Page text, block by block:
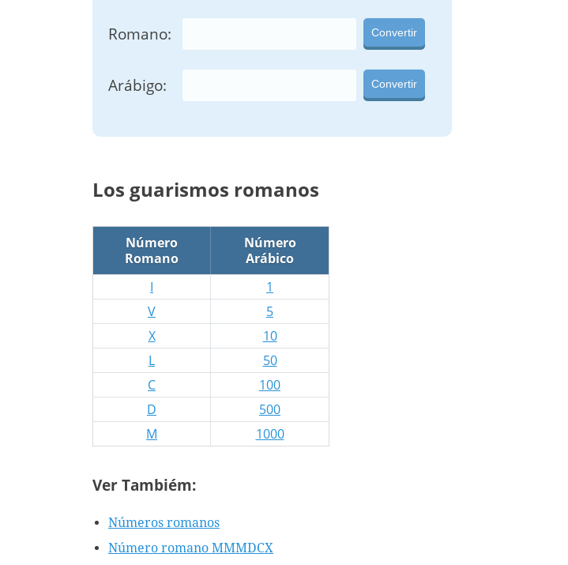
Romano: Convertir
Arábigo: Convertir
Los guarismos romanos
Número
Romano
Número
Arábico
I
1
V
5
X
10
L
50
C
100
D
500
M
1000
Ver Tambiém:
Números romanos
Número romano MMMDCX